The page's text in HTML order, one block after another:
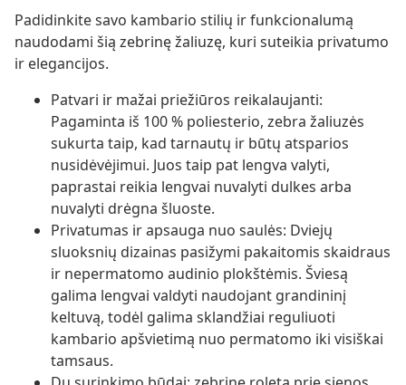
Padidinkite savo kambario stilių ir funkcionalumą
naudodami šią zebrinę žaliuzę, kuri suteikia privatumo
ir elegancijos.
Patvari ir mažai priežiūros reikalaujanti:
Pagaminta iš 100 % poliesterio, zebra žaliuzės
sukurta taip, kad tarnautų ir būtų atsparios
nusidėvėjimui. Juos taip pat lengva valyti,
paprastai reikia lengvai nuvalyti dulkes arba
nuvalyti drėgna šluoste.
Privatumas ir apsauga nuo saulės: Dviejų
sluoksnių dizainas pasižymi pakaitomis skaidraus
ir nepermatomo audinio plokštėmis. Šviesą
galima lengvai valdyti naudojant grandininį
keltuvą, todėl galima sklandžiai reguliuoti
kambario apšvietimą nuo permatomo iki visiškai
tamsaus.